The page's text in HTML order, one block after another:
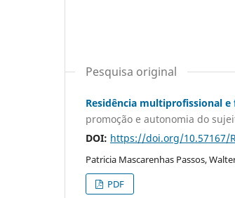
Pesquisa original
Residência multiprofissional e
promoção e autonomia do
DOI: https://doi.org/10.57167/
Patricia Mascarenhas Passos,
PDF